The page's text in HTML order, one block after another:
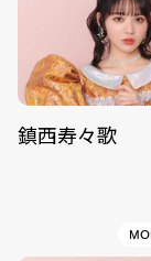
鎮西寿々歌